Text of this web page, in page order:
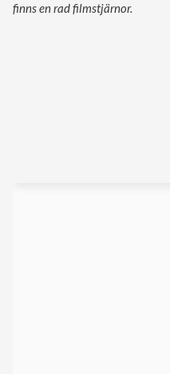
finns en rad filmstjärnor.